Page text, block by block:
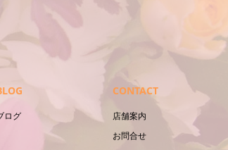
ログ
CONTACT
店舗案内
お問合せ